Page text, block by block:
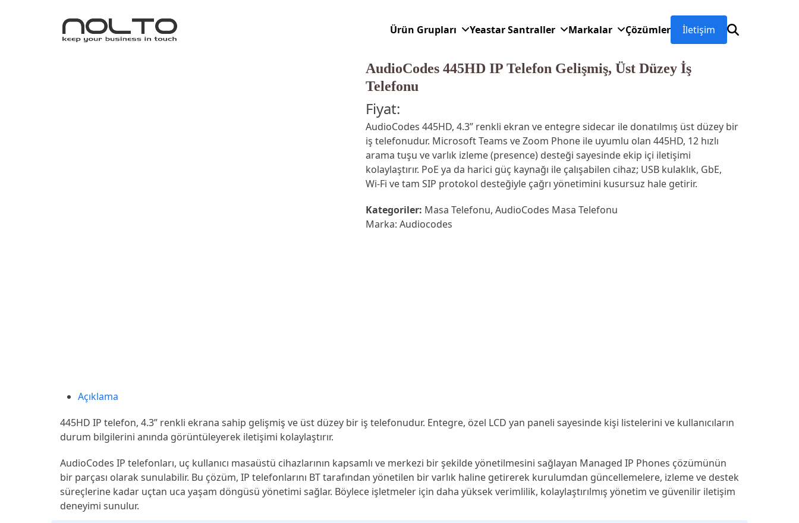
Ürün Grupları Yeastar Santraller Markalar Çözümler İletişim
AudioCodes 445HD IP Telefon Gelişmiş, Üst Düzey İş
Telefonu
Fiyat:
AudioCodes 445HD, 4.3” renkli ekran ve entegre sidecar ile donatılmış üst düzey bir
iş telefonudur. Microsoft Teams ve Zoom Phone ile uyumlu olan 445HD, 12 hızlı
arama tuşu ve varlık izleme (presence) desteği sayesinde ekip içi iletişimi
kolaylaştırır. PoE ya da harici güç kaynağı ile çalışabilen cihaz; USB kulaklık, GbE,
Wi‑Fi ve tam SIP protokol desteğiyle çağrı yönetimini kusursuz hale getirir.
Kategoriler: Masa Telefonu, AudioCodes Masa Telefonu
Marka: Audiocodes
Açıklama
445HD IP telefon, 4.3” renkli ekrana sahip gelişmiş ve üst düzey bir iş telefonudur. Entegre, özel LCD yan paneli sayesinde kişi listelerini ve kullanıcıların
durum bilgilerini anında görüntüleyerek iletişimi kolaylaştırır.
AudioCodes IP telefonları, uç kullanıcı masaüstü cihazlarının kapsamlı ve merkezi bir şekilde yönetilmesini sağlayan Managed IP Phones çözümünün
bir parçası olarak sunulabilir. Bu çözüm, IP telefonlarını BT tarafından yönetilen bir varlık haline getirerek kurulumdan güncellemelere, izleme ve destek
süreçlerine kadar uçtan uca yaşam döngüsü yönetimi sağlar. Böylece işletmeler için daha yüksek verimlilik, kolaylaştırılmış yönetim ve güvenilir iletişim
deneyimi sunulur.